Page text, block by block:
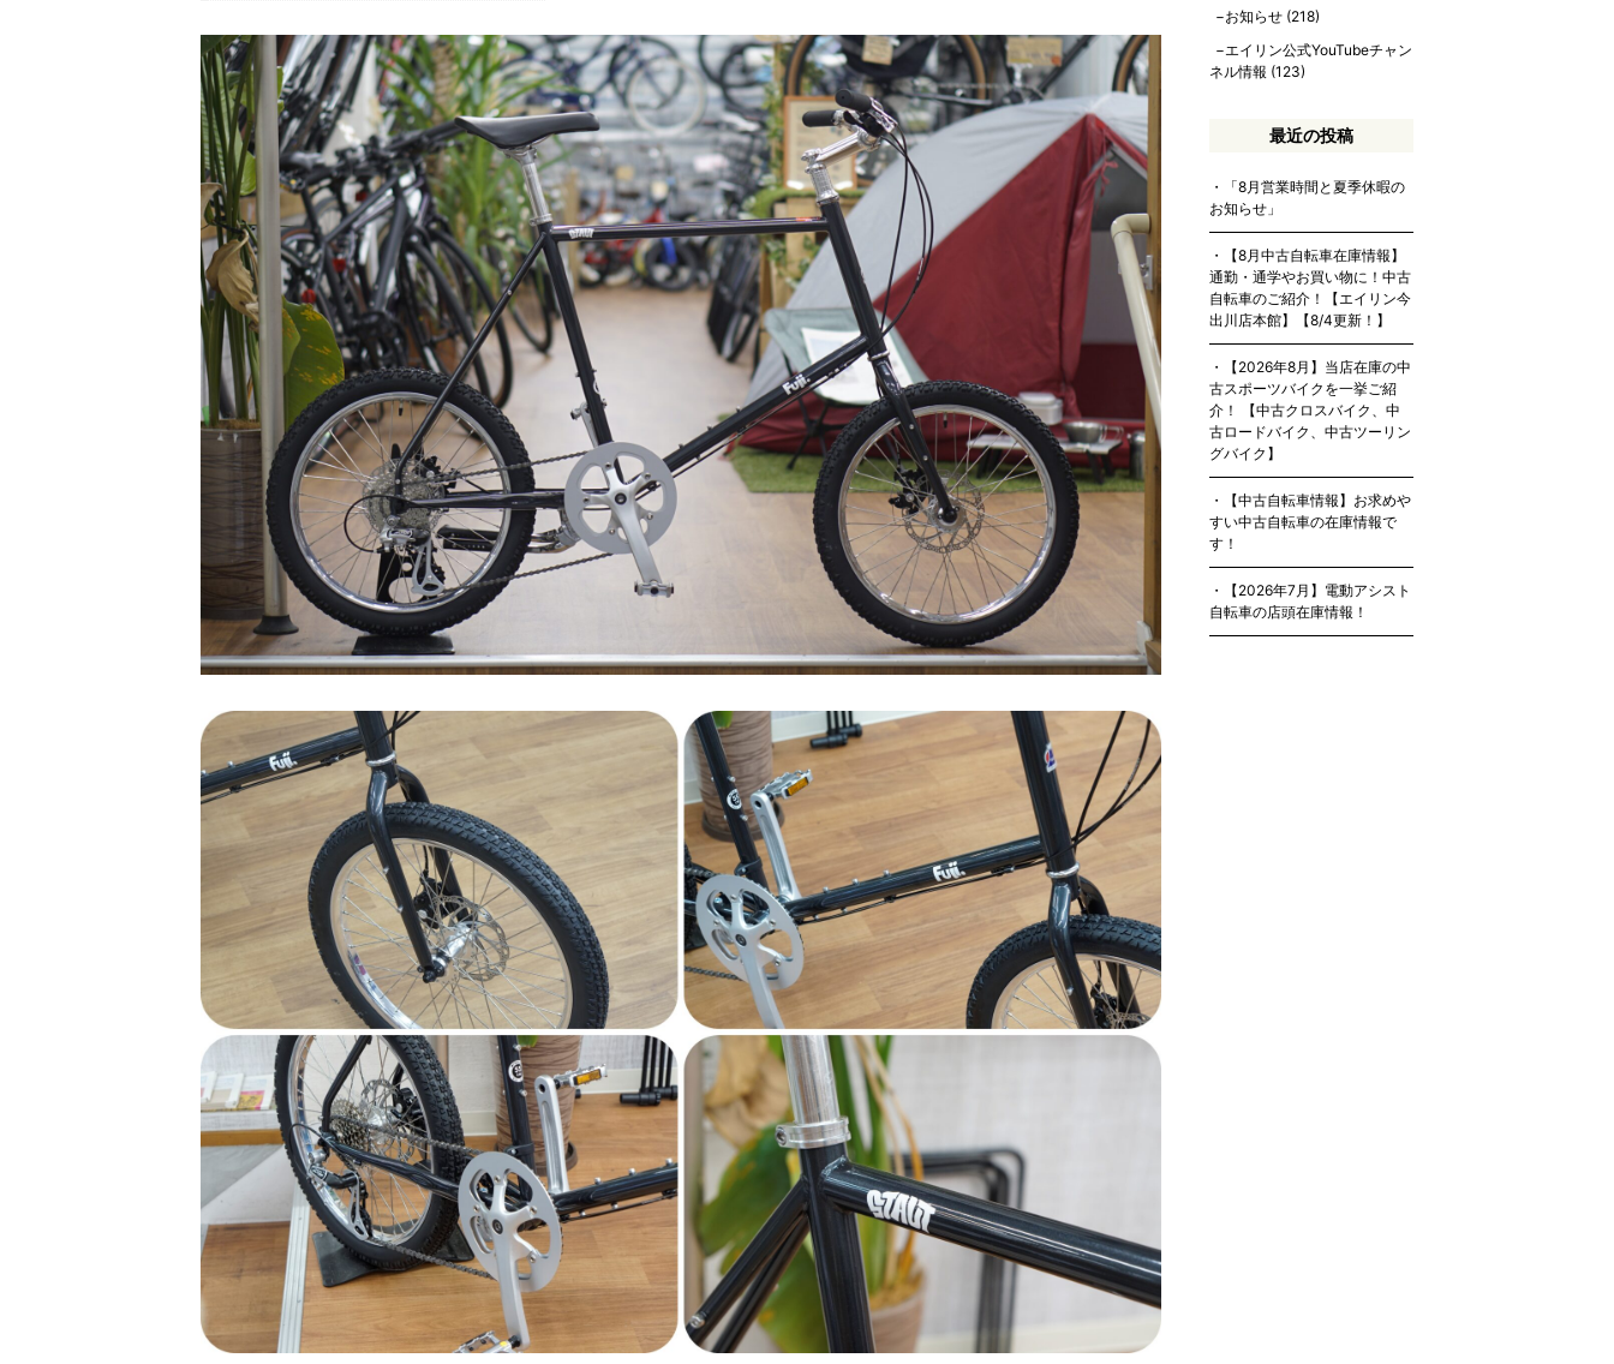
お知らせ (218)
エイリン公式YouTubeチャン
ネル情報 (123)
最近の投稿
「8月営業時間と夏季休暇の
お知らせ」
【8月中古自転車在庫情報】
通勤・通学やお買い物に！中古
自転車のご紹介！【エイリン今
出川店本館】【8/4更新！】
【2026年8月】当店在庫の中
古スポーツバイクを一挙ご紹
介！ 【中古クロスバイク、中
古ロードバイク、中古ツーリン
グバイク】
【中古自転車情報】お求めや
すい中古自転車の在庫情報で
す！
【2026年7月】電動アシスト
自転車の店頭在庫情報！